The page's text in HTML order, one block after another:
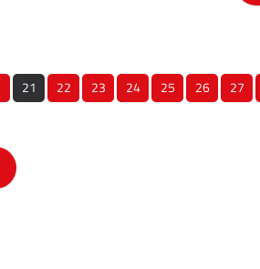
21 22 23 24 25 26 27